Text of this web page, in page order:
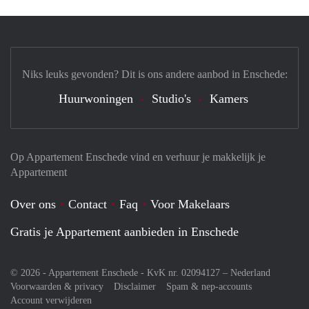
Op Appartement Enschede vind en verhuur je makkelijk je
Appartement
Over ons Contact Faq
Voor Makelaars
Gratis je Appartement aanbieden in Enschede
© 2026 - Appartement Enschede - KvK nr. 02094127 – Nederland
Voorwaarden & privacy
Disclaimer
Spam & nep-accounts
Account verwijderen
Niks leuks gevonden? Dit is ons andere aanbod in Enschede:
Huurwoningen Studio's Kamers